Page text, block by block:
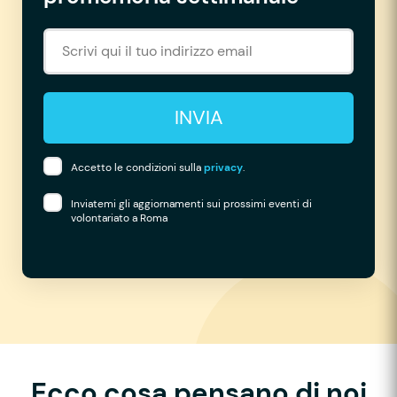
INVIA
Accetto le condizioni sullaprivacy.
Inviatemi gli aggiornamenti sui prossimi eventi di
volontariato a Roma